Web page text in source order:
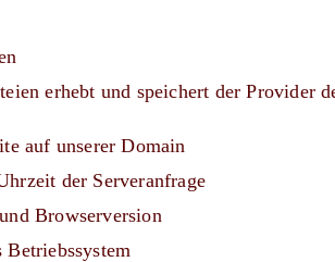
erhebt und speichert der Provider
auf unserer Domain
der Serveranfrage
Browserversion
Betriebssystem